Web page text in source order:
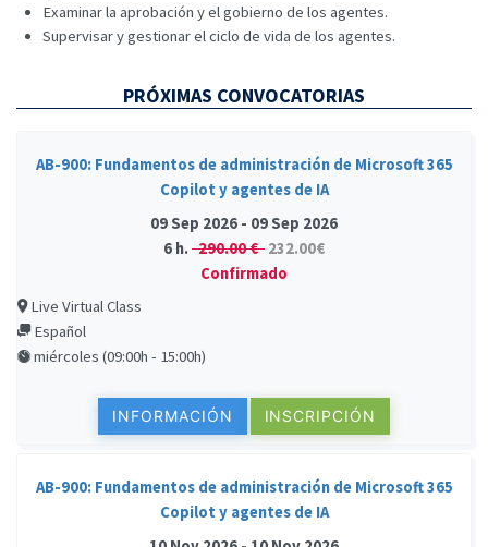
Examinar la aprobación y el gobierno de los agentes.
Supervisar y gestionar el ciclo de vida de los agentes.
PRÓXIMAS CONVOCATORIAS
AB-900: Fundamentos de administración de Microsoft 365
Copilot y agentes de IA
09 Sep 2026 - 09 Sep 2026
6 h.290.00 € 232.00€
Confirmado
Live Virtual Class
Español
miércoles (09:00h - 15:00h)
INFORMACIÓN INSCRIPCIÓN
AB-900: Fundamentos de administración de Microsoft 365
Copilot y agentes de IA